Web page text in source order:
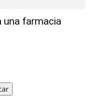
una farmacia